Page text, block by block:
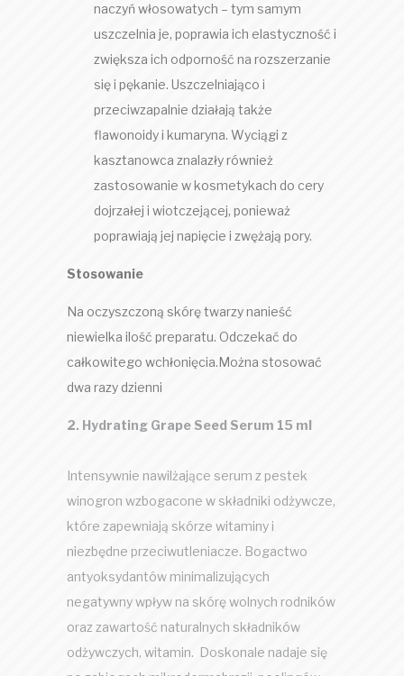
naczyń włosowatych – tym samym
uszczelnia je, poprawia ich elastyczność i
zwiększa ich odporność na rozszerzanie
się i pękanie. Uszczelniająco i
przeciwzapalnie działają także
flawonoidy i kumaryna. Wyciągi z
kasztanowca znalazły również
zastosowanie w kosmetykach do cery
dojrzałej i wiotczejącej, ponieważ
poprawiają jej napięcie i zwężają pory.
Stosowanie
Na oczyszczoną skórę twarzy nanieść
niewielka ilość preparatu. Odczekać do
całkowitego wchłonięcia.Można stosować
dwa razy dzienni
2. Hydrating Grape Seed Serum 15 ml
Intensywnie nawilżające serum z pestek
winogron wzbogacone w składniki odżywcze,
które zapewniają skórze witaminy i
niezbędne przeciwutleniacze. Bogactwo
antyoksydantów minimalizujących
negatywny wpływ na skórę wolnych rodników
oraz zawartość naturalnych składników
odżywczych, witamin. Doskonale nadaje się